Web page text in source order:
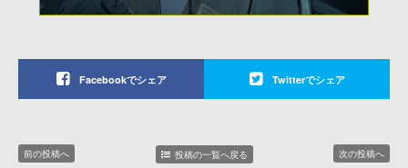
Facebookでシェア Twitterでシェア
前の投稿へ 投稿の一覧へ戻る 次の投稿へ